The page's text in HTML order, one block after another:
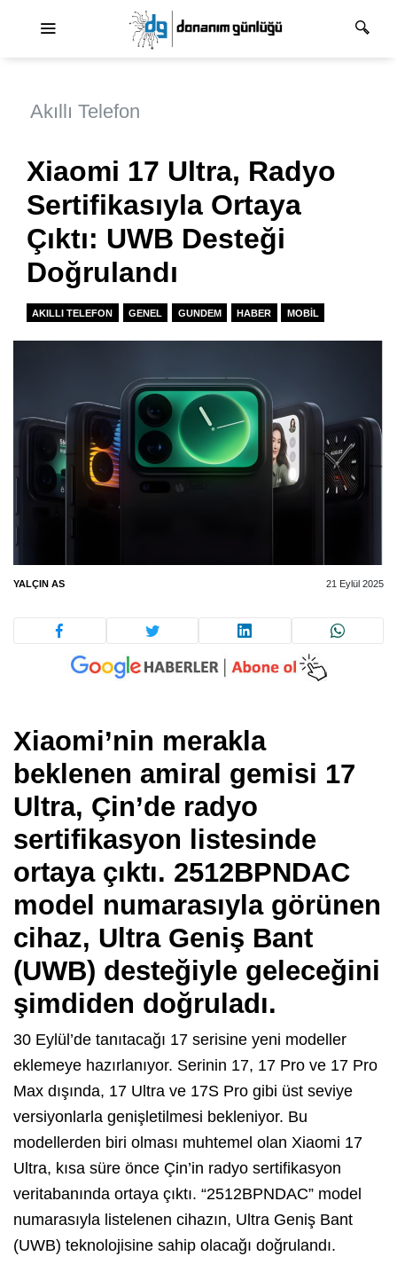
Akıllı Telefon
Xiaomi 17 Ultra, Radyo
Sertifikasıyla Ortaya
Çıktı: UWB Desteği
Doğrulandı
AKILLI TELEFON GENEL GUNDEM HABER MOBIL
YALÇIN AS 21 Eylül 2025
Xiaomi’nin merakla
beklenen amiral gemisi 17
Ultra, Çin’de radyo
sertifikasyon listesinde
ortaya çıktı. 2512BPNDAC
model numarasıyla görünen
cihaz, Ultra Geniş Bant
(UWB) desteğiyle geleceğini
şimdiden doğruladı.
30 Eylül’de tanıtacağı 17 serisine yeni modeller
eklemeye hazırlanıyor. Serinin 17, 17 Pro ve 17 Pro
Max dışında, 17 Ultra ve 17S Pro gibi üst seviye
versiyonlarla genişletilmesi bekleniyor. Bu
modellerden biri olması muhtemel olan Xiaomi 17
Ultra, kısa süre önce Çin’in radyo sertifikasyon
veritabanında ortaya çıktı. “2512BPNDAC” model
numarasıyla listelenen cihazın, Ultra Geniş Bant
(UWB) teknolojisine sahip olacağı doğrulandı.